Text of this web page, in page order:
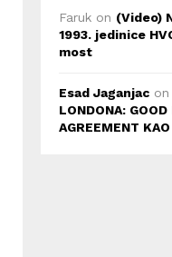
Faruk on (Video)
1993. jedinice
most
Esad Jaganjac on
LONDONA: GOOD
AGREEMENT